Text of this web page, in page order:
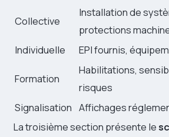
Collective
Installation de
protections
Individuelle
EPI fournis,
Formation
Habilitations,
risques
Signalisation Affichages
La troisième section présente le